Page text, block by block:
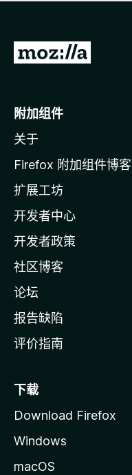
无
转
o
i
l
a
主
页
附加组件
关于
Firefox 附加组件博客
扩展工坊
开发者中心
开发者政策
社区博客
论坛
报告缺陷
评价指南
下载
Download Firefox
Windows
macOS